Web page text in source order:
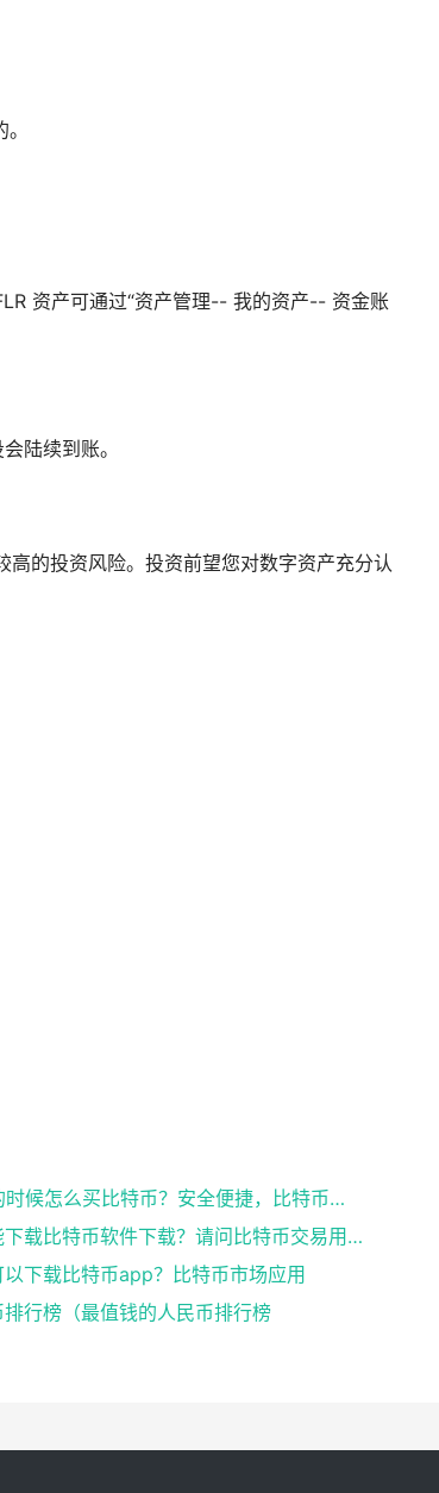
资产可通过“资产管理-- 我的资产-- 资金账
陆续到账。
的投资风险。投资前望您对数字资产充分认
12年的时候怎么买比特币？安全便捷，比特币交易首选
哪里能下载比特币软件下载？请问比特币交易用什么软件
以下载比特币app？比特币市场应用
排行榜（最值钱的人民币排行榜